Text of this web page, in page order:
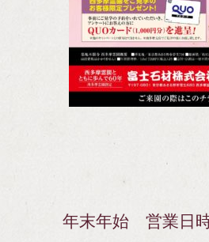
年末年始 営業日